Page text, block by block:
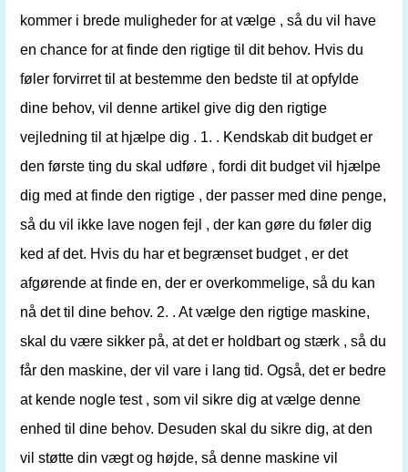
kommer i brede muligheder for at vælge , så du vil have
en chance for at finde den rigtige til dit behov. Hvis du
føler forvirret til at bestemme den bedste til at opfylde
dine behov, vil denne artikel give dig den rigtige
vejledning til at hjælpe dig . 1. . Kendskab dit budget er
den første ting du skal udføre , fordi dit budget vil hjælpe
dig med at finde den rigtige , der passer med dine penge,
så du vil ikke lave nogen fejl , der kan gøre du føler dig
ked af det. Hvis du har et begrænset budget , er det
afgørende at finde en, der er overkommelige, så du kan
nå det til dine behov. 2. . At vælge den rigtige maskine,
skal du være sikker på, at det er holdbart og stærk , så du
får den maskine, der vil vare i lang tid. Også, det er bedre
at kende nogle test , som vil sikre dig at vælge denne
enhed til dine behov. Desuden skal du sikre dig, at den
vil støtte din vægt og højde, så denne maskine vil